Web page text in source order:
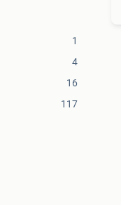
1
4
16
117